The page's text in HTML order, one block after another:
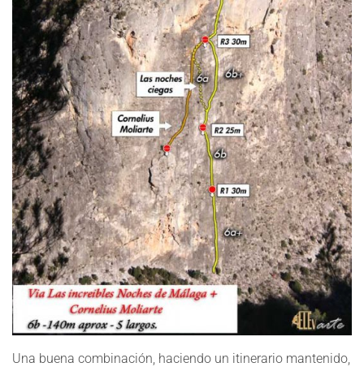
Una buena combinación, haciendo un itinerario mantenido,